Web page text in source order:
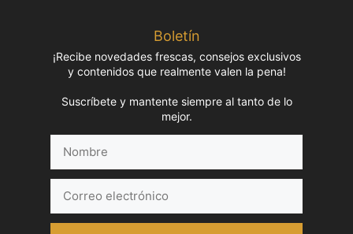
Boletín
¡Recibe novedades frescas, consejos exclusivos
y contenidos que realmente valen la pena!
Suscríbete y mantente siempre al tanto de lo
mejor.
electrónico